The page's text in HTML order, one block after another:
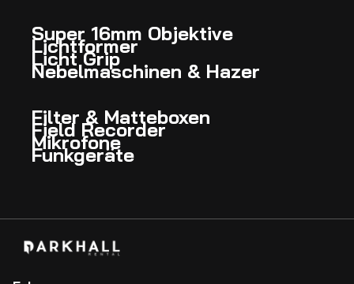
Super 16mm Objektive
Lichtformer
Licht Grip
Nebelmaschinen & Hazer
Filter & Matteboxen
Field Recorder
Mikrofone
Funkgeräte